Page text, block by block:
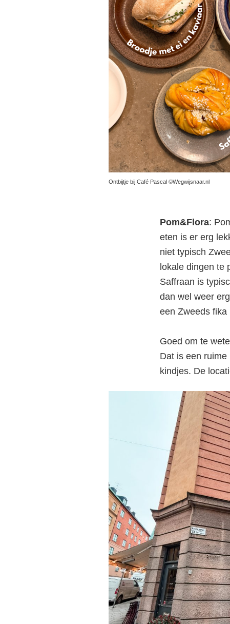
Ontbijtje bij Café Pascal ©Wegwijsnaar.nl
Pom&Flora:
eten is er erg
niet typisch
lokale dingen te
Saffraan is
dan wel weer
een Zweeds
Goed om te
Dat is een
kindjes. De